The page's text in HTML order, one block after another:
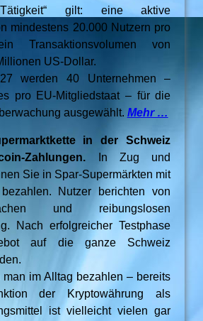
Tätigkeit“ gilt: eine aktive
mindestens 20.000 Nutzern pro
Transaktionsvolumen von
US-Dollar.
werden 40 Unternehmen –
pro EU-Mitgliedstaat – für die
ausgewählt. Mehr …
in der Schweiz
Zahlungen. In Zug und
Sie in Spar-Supermärkten mit
bezahlen. Nutzer berichten von
und reibungslosen
Nach erfolgreicher Testphase
auf die ganze Schweiz
man im Alltag bezahlen – bereits
der Kryptowährung als
ist vielleicht vielen gar